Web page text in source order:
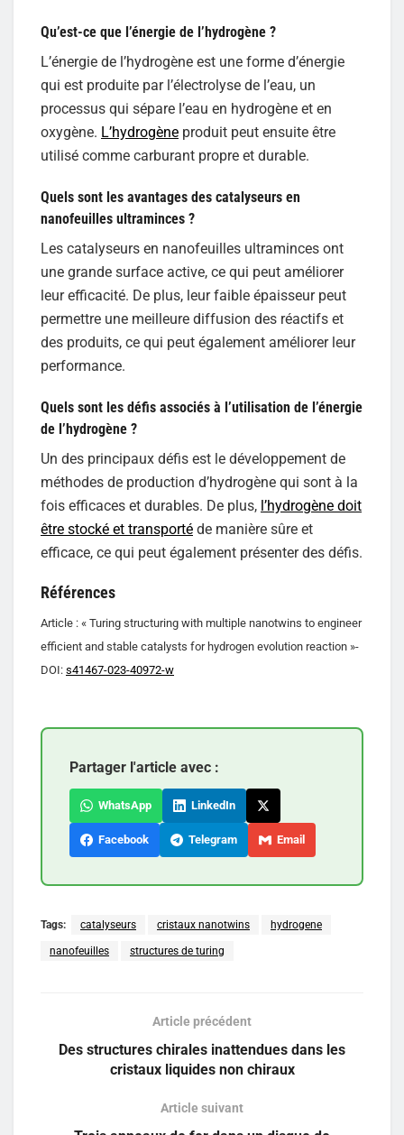
Qu’est-ce que l’énergie de l’hydrogène ?
L’énergie de l’hydrogène est une forme d’énergie
qui est produite par l’électrolyse de l’eau, un
processus qui sépare l’eau en hydrogène et en
oxygène. L’hydrogène produit peut ensuite être
utilisé comme carburant propre et durable.
Quels sont les avantages des catalyseurs en
nanofeuilles ultraminces ?
Les catalyseurs en nanofeuilles ultraminces ont
une grande surface active, ce qui peut améliorer
leur efficacité. De plus, leur faible épaisseur peut
permettre une meilleure diffusion des réactifs et
des produits, ce qui peut également améliorer leur
performance.
Quels sont les défis associés à l’utilisation de l’énergie
de l’hydrogène ?
Un des principaux défis est le développement de
méthodes de production d’hydrogène qui sont à la
fois efficaces et durables. De plus, l’hydrogène doit
être stocké et transporté de manière sûre et
efficace, ce qui peut également présenter des défis.
Références
Article : « Turing structuring with multiple nanotwins to engineer
efficient and stable catalysts for hydrogen evolution reaction »-
DOI: s41467-023-40972-w
Partager l'article avec :
WhatsApp LinkedIn
Facebook Telegram Email
Tags: catalyseurs cristaux nanotwins hydrogene
nanofeuilles structures de turing
Article précédent
Des structures chirales inattendues dans les
cristaux liquides non chiraux
Article suivant